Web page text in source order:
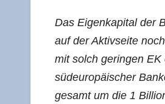
Das Eigen­ka­pi­tal der
auf der Aktiv­sei­te
mit solch gerin­gen
süd­eu­ro­päi­scher
ge­samt um die 1